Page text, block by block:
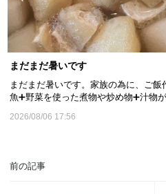
まだまだ暑いです
まだまだ暑いです。家族の為に、ご
魚➕野菜を使った煮物や炒め物➕汁物
やカリウム等の栄養素が豊富に含ま
2026/08/06 17:56
前の記事